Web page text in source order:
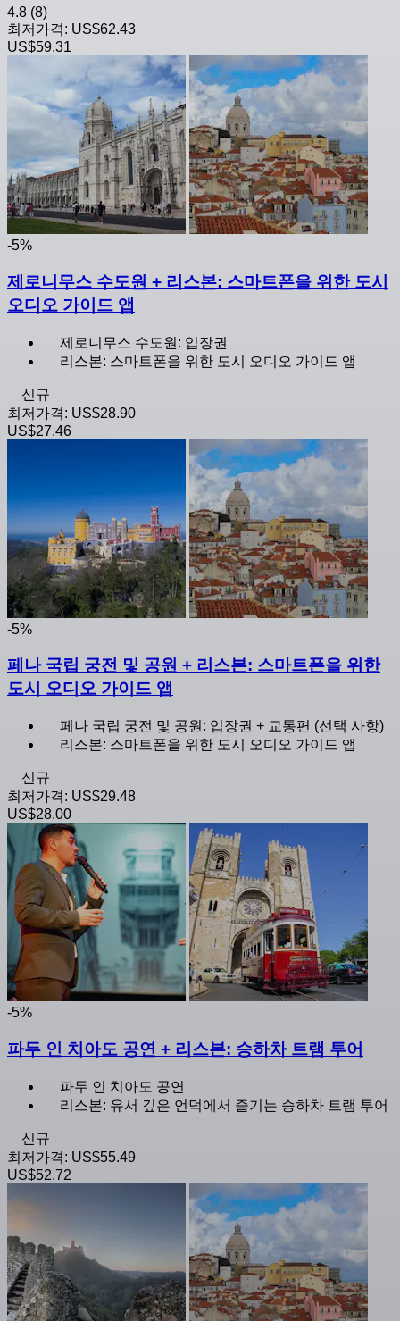
4.8 (8)
최저가격: US$62.43
US$59.31
-5%
제로니무스 수도원 + 리스본: 스마트폰을 위한 도시
오디오 가이드 앱
제로니무스 수도원: 입장권
리스본: 스마트폰을 위한 도시 오디오 가이드 앱
신규
최저가격: US$28.90
US$27.46
-5%
페나 국립 궁전 및 공원 + 리스본: 스마트폰을 위한
도시 오디오 가이드 앱
페나 국립 궁전 및 공원: 입장권 + 교통편 (선택 사항)
리스본: 스마트폰을 위한 도시 오디오 가이드 앱
신규
최저가격: US$29.48
US$28.00
-5%
파두 인 치아도 공연 + 리스본: 승하차 트램 투어
파두 인 치아도 공연
리스본: 유서 깊은 언덕에서 즐기는 승하차 트램 투어
신규
최저가격: US$55.49
US$52.72